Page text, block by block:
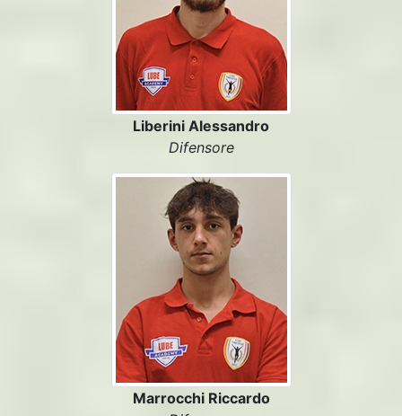
Liberini Alessandro
Difensore
Marrocchi Riccardo